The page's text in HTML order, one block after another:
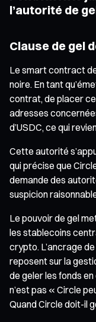
l’autorité de
Clause de gel
Le smart contract
noire. En tant
contrat, de placer
adresses
d’USDC, ce qui
Cette autorité
qui précise que
demande des
suspicion
Le pouvoir de gel
les stablecoins
crypto. L’ancrage
reposent sur la
de geler les fonds
n’est pas « Circle
Quand Circle doit-il